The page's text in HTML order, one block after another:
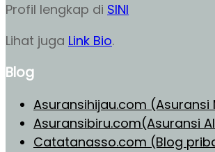
Profil lengkap di SINI
Lihat juga Link Bio.
Blog
Asuransihijau.com (Asuransi
Asuransibiru.com(Asuransi
Catatanasso.com (Blog